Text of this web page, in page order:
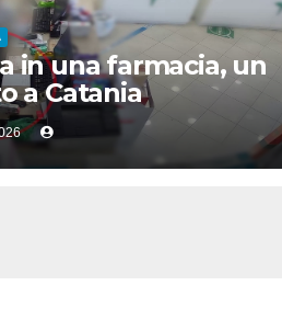
in una farmacia, un
a Catania